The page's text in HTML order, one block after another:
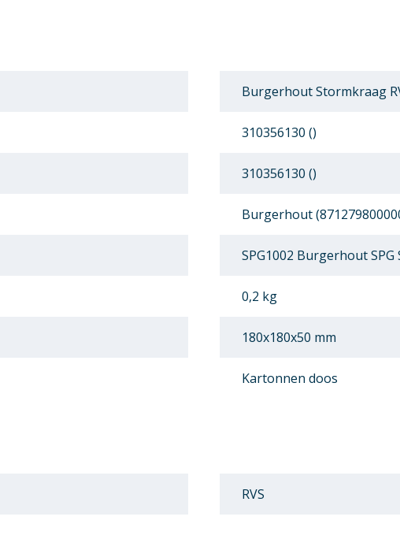
Burgerhout Stormkraag
310356130 ()
310356130 ()
Burgerhout
SPG1002 Burgerhout
0,2 kg
180x180x50 mm
Kartonnen doos
RVS